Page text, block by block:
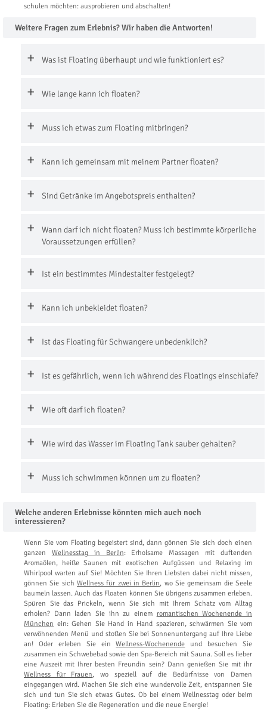
schulen möchten: ausprobieren und abschalten!
Weitere Fragen zum Erlebnis? Wir haben die Antworten!
Was ist Floating überhaupt und wie funktioniert es?
Wie lange kann ich floaten?
Muss ich etwas zum Floating mitbringen?
Kann ich gemeinsam mit meinem Partner floaten?
Sind Getränke im Angebotspreis enthalten?
Wann darf ich nicht floaten? Muss ich bestimmte körperliche
Voraussetzungen erfüllen?
Ist ein bestimmtes Mindestalter festgelegt?
Kann ich unbekleidet floaten?
Ist das Floating für Schwangere unbedenklich?
Ist es gefährlich, wenn ich während des Floatings einschlafe?
Wie oft darf ich floaten?
Wie wird das Wasser im Floating Tank sauber gehalten?
Muss ich schwimmen können um zu floaten?
Welche anderen Erlebnisse könnten mich auch noch
interessieren?
Wenn Sie vom Floating begeistert sind, dann gönnen Sie sich doch einen
ganzen Wellnesstag in Berlin: Erholsame Massagen mit duftenden
Aromaölen, heiße Saunen mit exotischen Aufgüssen und Relaxing im
Whirlpool warten auf Sie! Möchten Sie Ihren Liebsten dabei nicht missen,
gönnen Sie sich Wellness für zwei in Berlin, wo Sie gemeinsam die Seele
baumeln lassen. Auch das Floaten können Sie übrigens zusammen erleben.
Spüren Sie das Prickeln, wenn Sie sich mit Ihrem Schatz vom Alltag
erholen? Dann laden Sie ihn zu einem romantischen Wochenende in
München ein: Gehen Sie Hand in Hand spazieren, schwärmen Sie vom
verwöhnenden Menü und stoßen Sie bei Sonnenuntergang auf Ihre Liebe
an! Oder erleben Sie einWellness-Wochenende und besuchen Sie
zusammen ein Schwebebad sowie den Spa-Bereich mit Sauna. Soll es lieber
eine Auszeit mit Ihrer besten Freundin sein? Dann genießen Sie mit ihr
Wellness für Frauen, wo speziell auf die Bedürfnisse von Damen
eingegangen wird. Machen Sie sich eine wundervolle Zeit, entspannen Sie
sich und tun Sie sich etwas Gutes. Ob bei einem Wellnesstag oder beim
Floating: Erleben Sie die Regeneration und die neue Energie!